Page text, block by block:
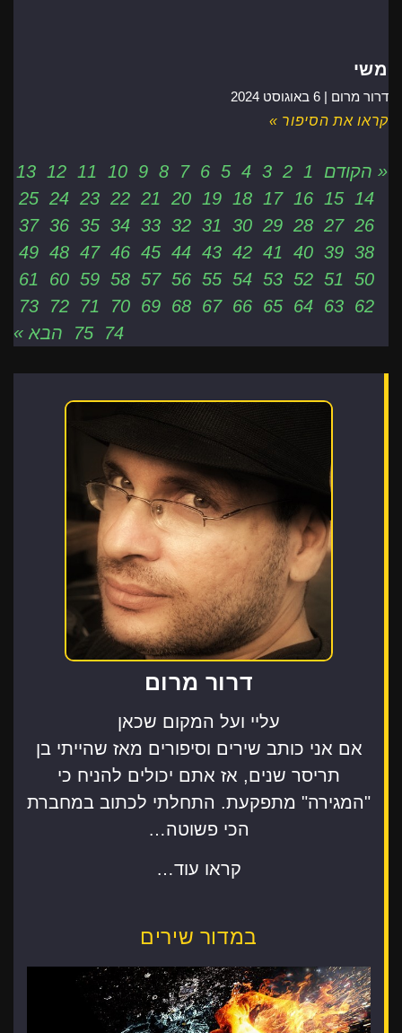
דרור מרום
עליי ועל המקום שכאן
אם אני כותב שירים וסיפורים מאז שהייתי בן
תריסר שנים, אז אתם יכולים להניח כי
"המגירה" מתפקעת. התחלתי לכתוב במחברת
הכי פשוטה…
קראו עוד…
במדור שירים
משי
דרור מרום | 6 באוגוסט 2024
קראו את הסיפור »
« הקודם 1
2
3
4
5
6
7
8
9
10
11
12
13
14
15
16
17
18
19
20
21
22
23
24
25
26
27
28
29
30
31
32
33
34
35
36
37
38
39
40
41
42
43
44
45
46
47
48
49
50
51
52
53
54
55
56
57
58
59
60
61
62
63
64
65
66
67
68
69
70
71
72
73
74
75 הבא »